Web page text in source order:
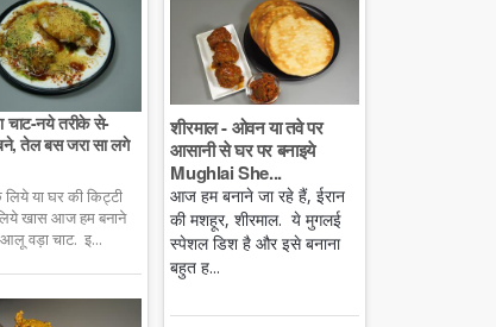
चाट-नये तरीके से-
तेल बस जरा सा लगे
या घर की किट्टी
लिये खास आज हम बनाने
वड़ा चाट. इ...
शीरमाल - ओवन या तवे पर
आसानी से घर पर बनाइये
Mughlai She...
आज हम बनाने जा रहे हैं, ईरान
की मशहूर, शीरमाल. ये मुगलई
स्पेशल डिश है और इसे बनाना
बहुत ह...